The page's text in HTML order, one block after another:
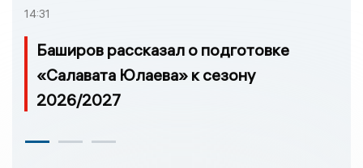
14:31
Баширов рассказал о подготовке
«Салавата Юлаева» к сезону
2026/2027